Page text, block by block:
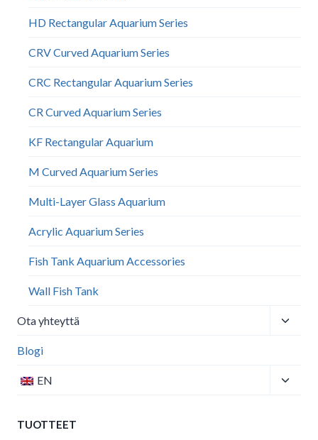
HD Rectangular Aquarium Series
CRV Curved Aquarium Series
CRC Rectangular Aquarium Series
CR Curved Aquarium Series
KF Rectangular Aquarium
M Curved Aquarium Series
Multi-Layer Glass Aquarium
Acrylic Aquarium Series
Fish Tank Aquarium Accessories
Wall Fish Tank​
Ota yhteyttä
Toggle
Blogi
EN
Toggle
TUOTTEET